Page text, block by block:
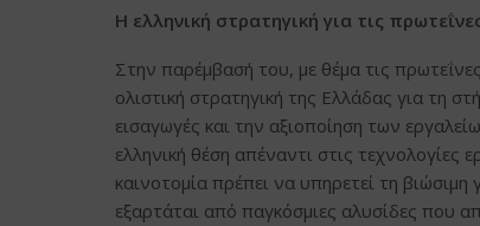
Η ελληνική στρατηγική για τις
Στην παρέμβασή του, με θέμα τις
ολιστική στρατηγική της Ελλάδας για τη
εισαγωγές και την αξιοποίηση των
ελληνική θέση απέναντι στις
καινοτομία πρέπει να υπηρετεί τη
εξαρτάται από παγκόσμιες αλυσίδες που